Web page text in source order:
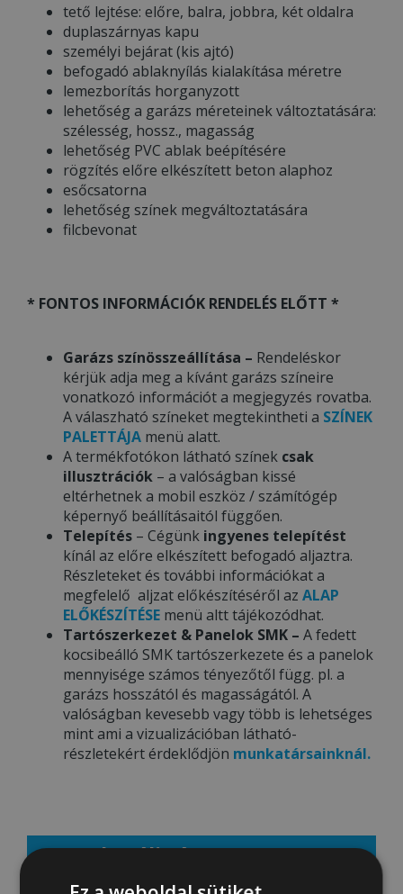
tető lejtése: előre, balra, jobbra, két oldalra
duplaszárnyas kapu
személyi bejárat (kis ajtó)
befogadó ablaknyílás kialakítása méretre
lemezborítás horganyzott
lehetőség a garázs méreteinek változtatására:
szélesség, hossz., magasság
lehetőség PVC ablak beépítésére
rögzítés előre elkészített beton alaphoz
esőcsatorna
lehetőség színek megváltoztatására
filcbevonat
* FONTOS INFORMÁCIÓK RENDELÉS ELŐTT *
Garázs színösszeállítása – Rendeléskor
kérjük adja meg a kívánt garázs színeire
vonatkozó információt a megjegyzés rovatba.
A válaszható színeket megtekintheti a SZÍNEK
PALETTÁJA menü alatt.
A termékfotókon látható színek csak
illusztrációk – a valóságban kissé
eltérhetnek a mobil eszköz / számítógép
képernyő beállításaitól függően.
Telepítés – Cégünk ingyenes telepítést
kínál az előre elkészített befogadó aljaztra.
Részleteket és további információkat a
megfelelő aljzat előkészítéséről az ALAP
ELŐKÉSZÍTÉSE menü altt tájékozódhat.
Tartószerkezet & Panelok SMK – A fedett
kocsibeálló SMK tartószerkezete és a panelok
mennyisége számos tényezőtől függ. pl. a
garázs hosszától és magasságától. A
valóságban kevesebb vagy több is lehetséges
mint ami a vizualizációban látható-
részletekért érdeklődjön munkatársainknál.
Aktuális ár: 1295000 Ft